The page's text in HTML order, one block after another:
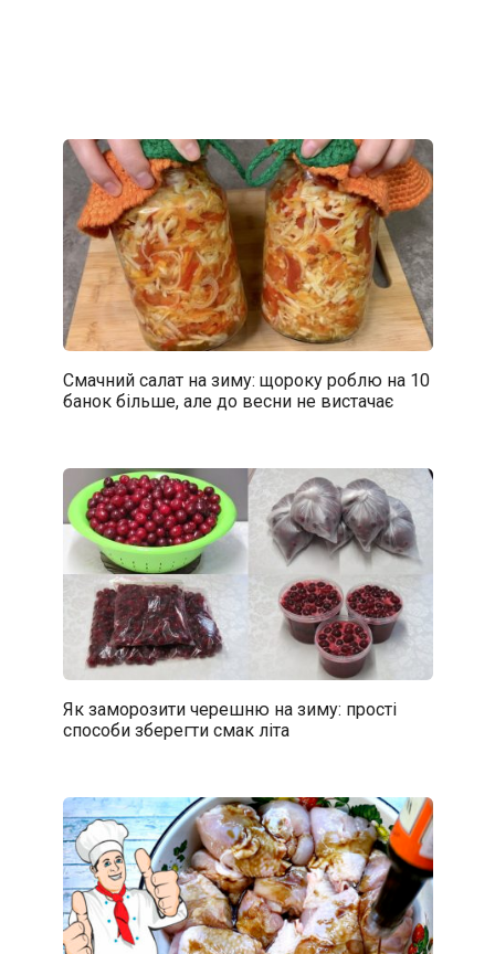
Смачний салат на зиму: щороку роблю на 10
банок більше, але до весни не вистачає
Як заморозити черешню на зиму: прості
способи зберегти смак літа